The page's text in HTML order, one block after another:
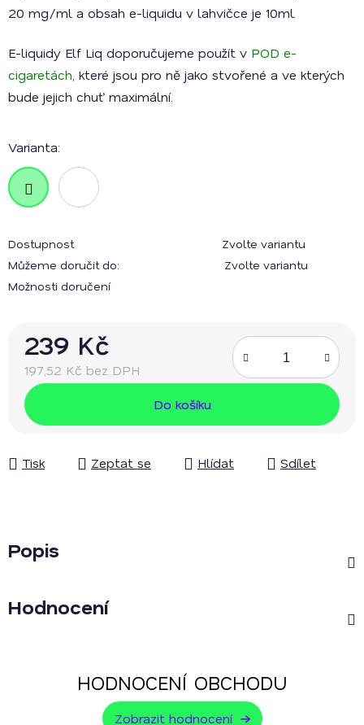
20 mg/ml a obsah e-liquidu v lahvičce je 10ml.
E-liquidy Elf Liq doporučujeme použít v POD e-
cigaretách , které jsou pro ně jako stvořené a ve kterých
bude jejich chuť maximální.
Varianta:
Dostupnost
Zvolte variantu
Můžeme doručit do:
Zvolte variantu
Možnosti doručení
239 Kč
197,52 Kč bez DPH
Měrná cena:
Do košíku
Tisk Zeptat se Hlídat Sdílet
Popis
Hodnocení
HODNOCENÍ OBCHODU
Zobrazit hodnocení